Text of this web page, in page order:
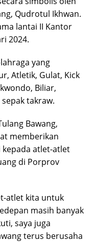
Qudrotul Ikhwan.
lantai II Kantor
2024.
yang
Atletik, Gulat, Kick
Biliar,
takraw.
Bawang,
memberikan
kepada atlet-atlet
di Porprov
atlet kita untuk
masih banyak
saya juga
terus berusaha